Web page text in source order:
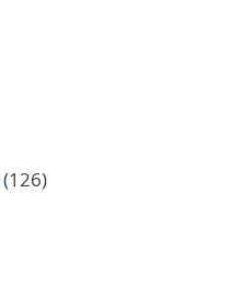
(126)